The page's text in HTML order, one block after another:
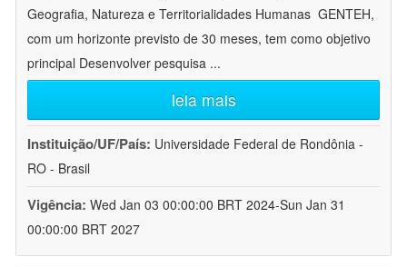
Geografia, Natureza e Territorialidades Humanas  GENTEH,
com um horizonte previsto de 30 meses, tem como objetivo
principal Desenvolver pesquisa ...
leia mais
Instituição/UF/País: Universidade Federal de Rondônia -
RO - Brasil
Vigência: Wed Jan 03 00:00:00 BRT 2024-Sun Jan 31
00:00:00 BRT 2027